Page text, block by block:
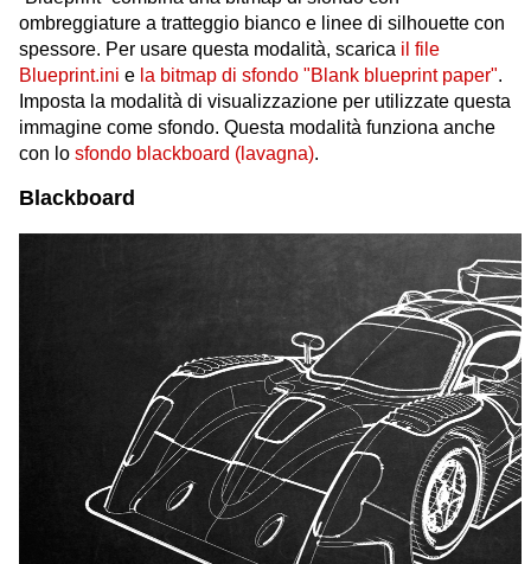
ombreggiature a tratteggio bianco e linee di silhouette con
spessore. Per usare questa modalità, scarica il file
Blueprint.ini e la bitmap di sfondo "Blank blueprint paper".
Imposta la modalità di visualizzazione per utilizzate questa
immagine come sfondo. Questa modalità funziona anche
con lo sfondo blackboard (lavagna).
Blackboard